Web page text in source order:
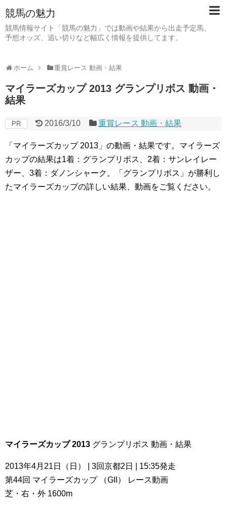
競馬の魅力
競馬情報サイト「競馬の魅力」では動画や結果から出走予定馬、
予想オッズ、追い切りなど幅広く情報を提供してます。
ホーム 重賞レース 動画・結果
マイラーズカップ 2013 グランプリボス 動画・
結果
PR 2016/3/10 重賞レース 動画・結果
「マイラーズカップ 2013」の動画・結果です。マイラーズ
カップの結果は1着：グランプリボス、2着：サンレイレー
ザー、3着：ダノンシャーク。「グランプリボス」が勝利し
たマイラーズカップの詳しい結果、動画をご覧ください。
マイラーズカップ 2013 グランプリボス 動画・結果
2013年4月21日（日） | 3回京都2日 | 15:35発走
第44回 マイラーズカップ （GII） レース動画
芝・右・外 1600m